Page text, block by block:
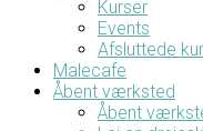
Kurser
Events
Afsluttede
Malecafe
Åbent værksted
Åbent